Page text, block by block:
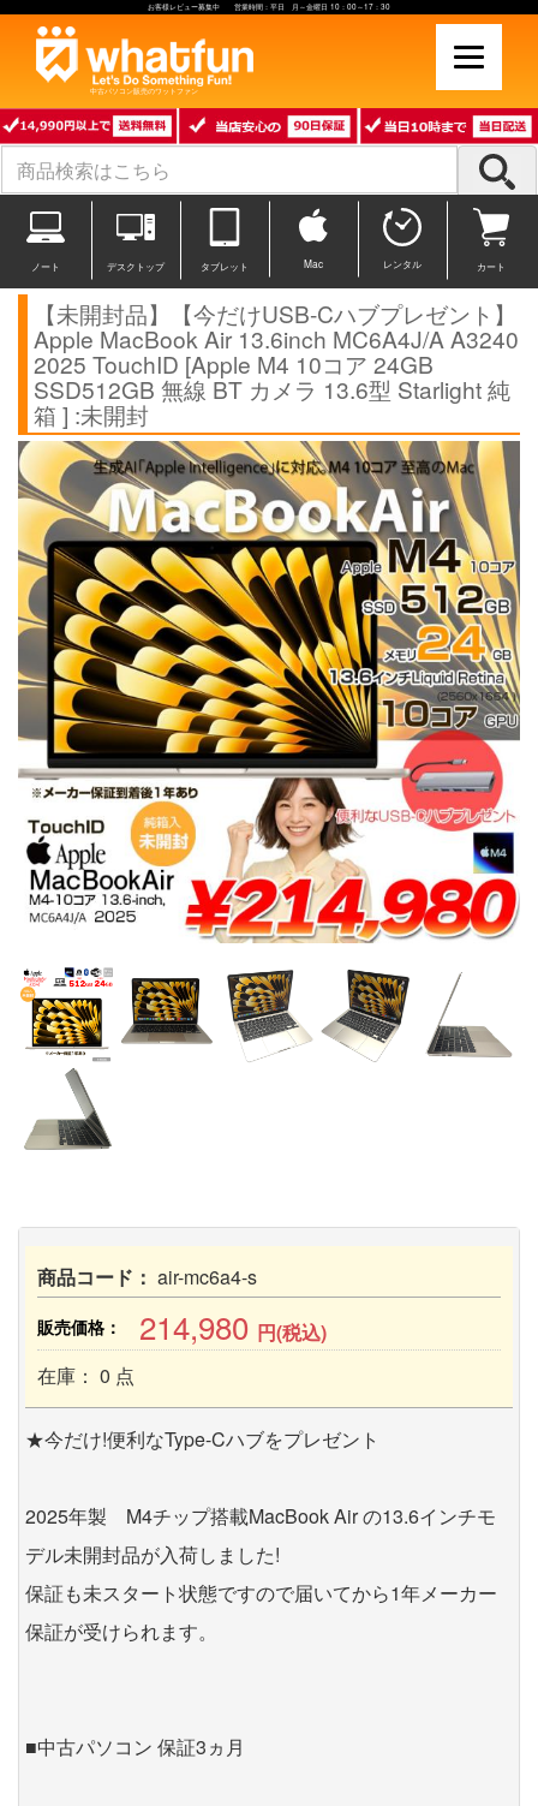
お客様レビュー募集中 営業時間：平日 月～金曜日 10：00～17：30
中古パソコン販売のワットファン
ノート デスクトップ タブレット Mac レンタル カート
【未開封品】【今だけUSB-Cハブプレゼント】
Apple MacBook Air 13.6inch MC6A4J/A A3240
2025 TouchID [Apple M4 10コア 24GB
SSD512GB 無線 BT カメラ 13.6型 Starlight 純
箱 ] :未開封
商品コード： air-mc6a4-s
販売価格： 214,980 円(税込)
在庫： 0 点
★今だけ!便利なType-Cハブをプレゼント
2025年製 M4チップ搭載MacBook Air の13.6インチモ
デル未開封品が入荷しました!
保証も未スタート状態ですので届いてから1年メーカー
保証が受けられます。
■中古パソコン 保証3ヵ月